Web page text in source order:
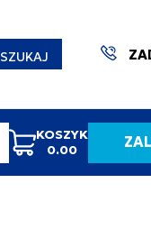
SZUKAJ
KOSZYK
0.00